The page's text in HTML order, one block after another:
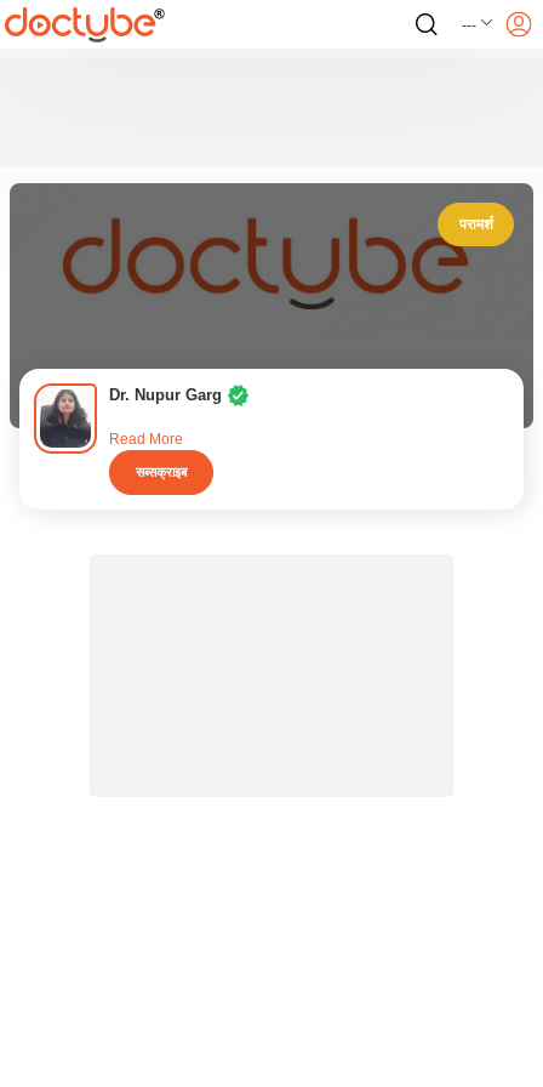
---
परामर्श
Dr. Nupur Garg
Read More
सब्सक्राइब